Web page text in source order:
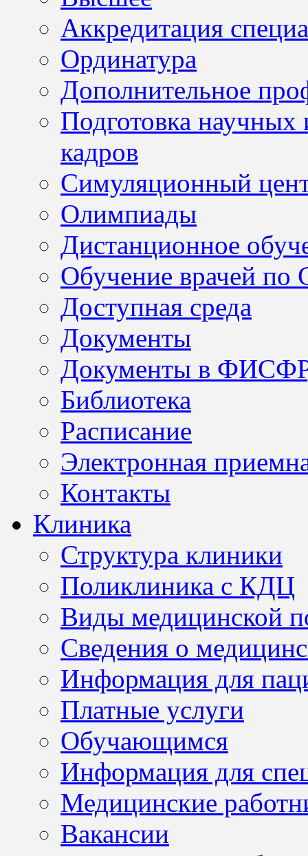
Аккредитация
Ординатура
Дополнительное
Подготовка научных
кадров
Симуляционный
Олимпиады
Дистанционное
Обучение врачей по
Доступная среда
Документы
Документы в
Библиотека
Расписание
Электронная
Контакты
Клиника
Структура клиники
Поликлиника с КДЦ
Виды медицинской
Сведения о
Информация для
Платные услуги
Обучающимся
Информация для
Медицинские
Вакансии